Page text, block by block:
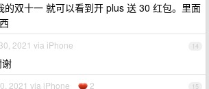
的双十一 就可以看到开 plus 送 30 红包。里面
14
2021 via iPhone
15
2021 via iPhone 2